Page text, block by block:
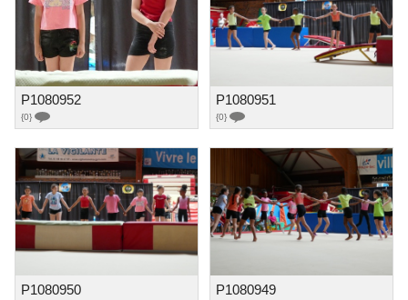
P1080952
{0}
P1080951
{0}
P1080950 P1080949